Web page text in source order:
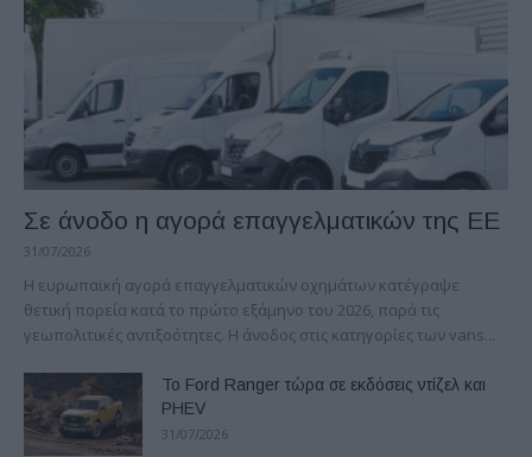
Σε άνοδο η αγορά επαγγελματικών της ΕΕ
31/07/2026
Η ευρωπαϊκή αγορά επαγγελματικών οχημάτων κατέγραψε
θετική πορεία κατά το πρώτο εξάμηνο του 2026, παρά τις
γεωπολιτικές αντιξοότητες. Η άνοδος στις κατηγορίες των vans...
Το Ford Ranger τώρα σε εκδόσεις ντίζελ και
PHEV
31/07/2026